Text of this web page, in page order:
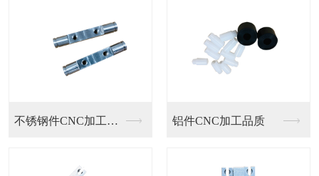
不锈钢件CNC加工定... 铝件CNC加工品质